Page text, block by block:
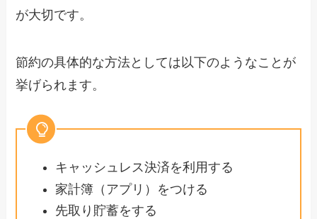
が大切です。
節約の具体的な方法としては以下のようなことが
挙げられます。
キャッシュレス決済を利用する
家計簿（アプリ）をつける
先取り貯蓄をする